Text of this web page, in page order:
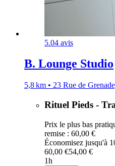
5.04 avis
B. Lounge Studio
5,8 km • 23 Rue de
Rituel Pieds -
Prix le plus bas
remise : 60,00 €
Économisez jusqu'à
60,00 €54,00 €
1h